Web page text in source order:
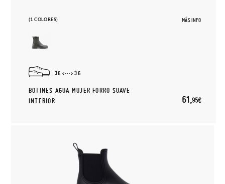
(1 COLORES) MÁS INFO
36 36
BOTINES AGUA MUJER FORRO SUAVE
INTERIOR
61,95€